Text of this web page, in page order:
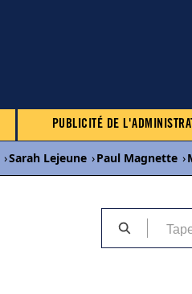
PUBLICITÉ DE
›Sarah Lejeune ›Paul Magnette ›